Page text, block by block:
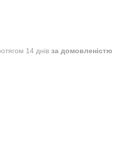
14 днів за домовленістю